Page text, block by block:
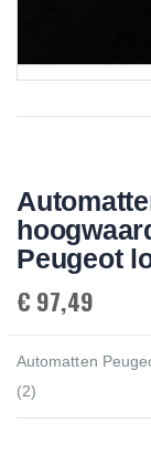
of
the
images
gallery
Peugeot
€ 97,49
Automatten
(2)